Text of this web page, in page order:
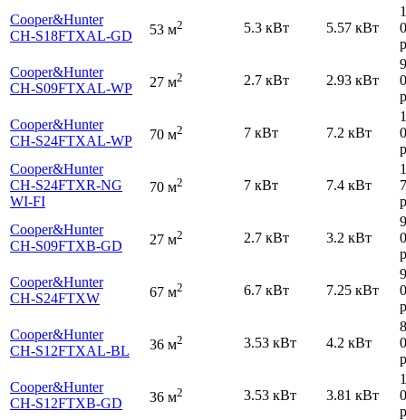
Cooper&Hunter
CH-S18FTXAL-GD
53 м2 5.3 кВт 5.57 кВт
Cooper&Hunter
CH-S09FTXAL-WP
27 м2 2.7 кВт 2.93 кВт
Cooper&Hunter
CH-S24FTXAL-WP
70 м2 7 кВт 7.2 кВт
Cooper&Hunter
CH-S24FTXR-NG
WI-FI
70 м2 7 кВт 7.4 кВт
Cooper&Hunter
CH-S09FTXB-GD
27 м2 2.7 кВт 3.2 кВт
Cooper&Hunter
CH-S24FTXW
67 м2 6.7 кВт 7.25 кВт
Cooper&Hunter
CH-S12FTXAL-BL
36 м2 3.53 кВт 4.2 кВт
Cooper&Hunter
CH-S12FTXB-GD
36 м2 3.53 кВт 3.81 кВт